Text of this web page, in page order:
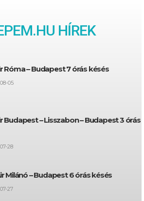
HÍREK
Róma – Budapest 7 órás késés
05
Budapest – Lisszabon – Budapest 3 órás
28
Milánó – Budapest 6 órás késés
27